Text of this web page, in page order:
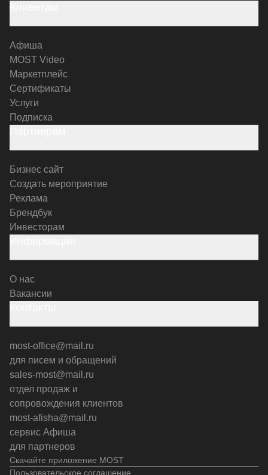
Скачайте приложение MOST
Афиша
MOST Video
Маркетплейс
Сертификаты
Услуги
Подписка
Бизнес сайт
Создать мероприятие
Реклама
Брендбук
Инвесторам
О нас
Вакансии
most-office@mail.ru
для писем и обращений
sales-most@mail.ru
отдел продаж и
сопровождения клиентов
most-afisha@mail.ru
сервис Афиша
для партнеров
Пользовательское соглашение